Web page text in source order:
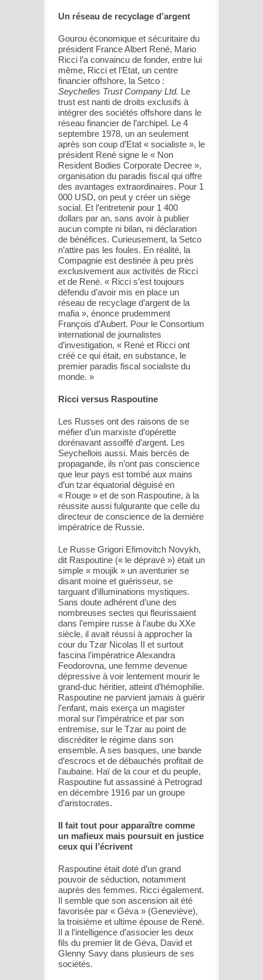
Un réseau de recyclage d’argent
Gourou économique et sécuritaire du
président France Albert René, Mario
Ricci l’a convaincu de fonder, entre lui
même, Ricci et l’Etat, un centre
financier offshore, la Setco :
Seychelles Trust Company Ltd. Le
trust est nanti de droits exclusifs à
intégrer des sociétés offshore dans le
réseau financier de l’archipel. Le 4
septembre 1978, un an seulement
après son coup d’Etat « socialiste », le
président René signe le « Non
Resident Bodies Corporate Decree »,
organisation du paradis fiscal qui offre
des avantages extraordinaires. Pour 1
000 USD, on peut y créer un siège
social. Et l’entretenir pour 1 400
dollars par an, sans avoir à publier
aucun compte ni bilan, ni déclaration
de bénéfices. Curieusement, la Setco
n’attire pas les foules. En réalité, la
Compagnie est destinée à peu près
exclusivement aux activités de Ricci
et de René. « Ricci s’est toujours
défendu d’avoir mis en place un
réseau de recyclage d’argent de la
mafia », énonce prudemment
François d’Aubert. Pour le Consortium
international de journalistes
d’investigation, « René et Ricci ont
créé ce qui était, en substance, le
premier paradis fiscal socialiste du
monde. »
Ricci versus Raspoutine
Les Russes ont des raisons de se
méfier d’un marxiste d’opérette
dorénavant assoiffé d’argent. Les
Seychellois aussi. Mais bercés de
propagande, ils n’ont pas conscience
que leur pays est tombé aux mains
d’un tzar équatorial déguisé en
« Rouge » et de son Raspoutine, à la
réussite aussi fulgurante que celle du
directeur de conscience de la dernière
impératrice de Russie.
Le Russe Grigori Efimovitch Novykh,
dit Raspoutine (« le dépravé ») était un
simple « moujik » un aventurier se
disant moine et guérisseur, se
targuant d’illuminations mystiques.
Sans doute adhérent d’une des
nombreuses sectes qui fleurissaient
dans l’empire russe à l’aube du XXe
siècle, il avait réussi à approcher la
cour du Tzar Nicolas II et surtout
fascina l’impératrice Alexandra
Feodorovna, une femme devenue
dépressive à voir lentement mourir le
grand-duc héritier, atteint d’hémophilie.
Raspoutine ne parvient jamais à guérir
l’enfant, mais exerça un magister
moral sur l’impératrice et par son
entremise, sur le Tzar au point de
discréditer le régime dans son
ensemble. A ses basques, une bande
d’escrocs et de débauchés profitait de
l’aubaine. Haï de la cour et du peuple,
Raspoutine fut assassiné à Petrograd
en décembre 1916 par un groupe
d’aristocrates.
Il fait tout pour apparaître comme
un mafieux mais poursuit en justice
ceux qui l’écrivent
Raspoutine était doté d’un grand
pouvoir de séduction, notamment
auprès des femmes. Ricci également.
Il semble que son ascension ait été
favorisée par « Géva » (Geneviève),
la troisième et ultime épouse de René.
Il a l’intelligence d’associer les deux
fils du premier lit de Géva, David et
Glenny Savy dans plusieurs de ses
sociétés.